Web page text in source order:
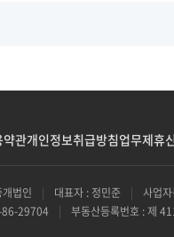
약관개인정보취급방침업무제휴
법인 | 대표자 : 정민준 |
사업
86-29704
| 부동산등록번호 : 제